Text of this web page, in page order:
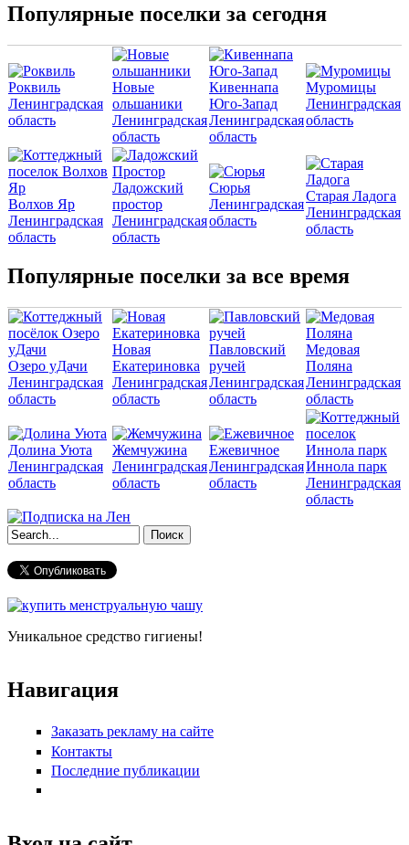
Популярные поселки за сегодня
Роквиль
Ленинградская
область
Новые
ольшаники
Ленинградская
область
Кивеннапа
Юго-Запад
Ленинградская
область
Муромицы
Ленинградская
область
Волхов Яр
Ленинградская
область
Ладожский
простор
Ленинградская
область
Сюрья
Ленинградская
область
Старая Ладога
Ленинградская
область
Популярные поселки за все время
Озеро уДачи
Ленинградская
область
Новая
Екатериновка
Ленинградская
область
Павловский
ручей
Ленинградская
область
Медовая
Поляна
Ленинградская
область
Долина Уюта
Ленинградская
область
Жемчужина
Ленинградская
область
Ежевичное
Ленинградская
область
Иннола парк
Ленинградская
область
Форма поиска
Уникальное средство гигиены!
Навигация
Заказать рекламу на сайте
Контакты
Последние публикации